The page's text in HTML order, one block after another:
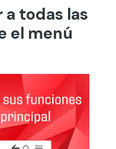
a todas las
el menú